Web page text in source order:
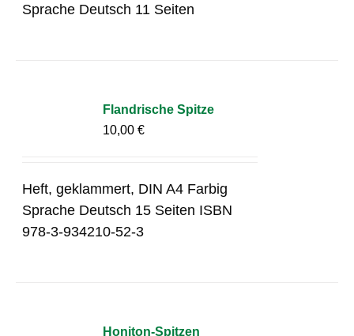
Sprache Deutsch 11 Seiten
Flandrische Spitze
10,00€
Heft, geklammert, DIN A4 Farbig
Sprache Deutsch 15 Seiten ISBN
978-3-934210-52-3
Honiton-Spitzen